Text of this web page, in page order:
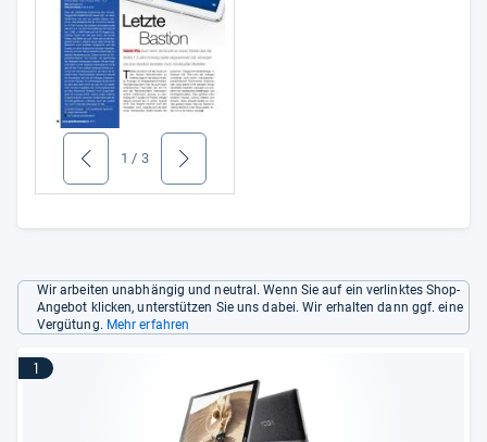
zurück 1 / 3 weiter
Wir arbeiten unabhängig und neutral. Wenn Sie auf ein verlinktes Shop-
Angebot klicken, unterstützen Sie uns dabei. Wir erhalten dann ggf. eine
Vergütung. Mehr erfahren
1